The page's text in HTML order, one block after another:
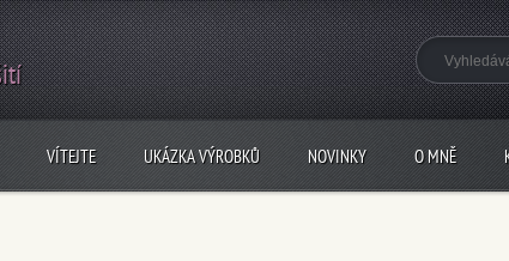
VÍTEJTE UKÁZKA VÝROBKŮ NOVINKY O MNĚ